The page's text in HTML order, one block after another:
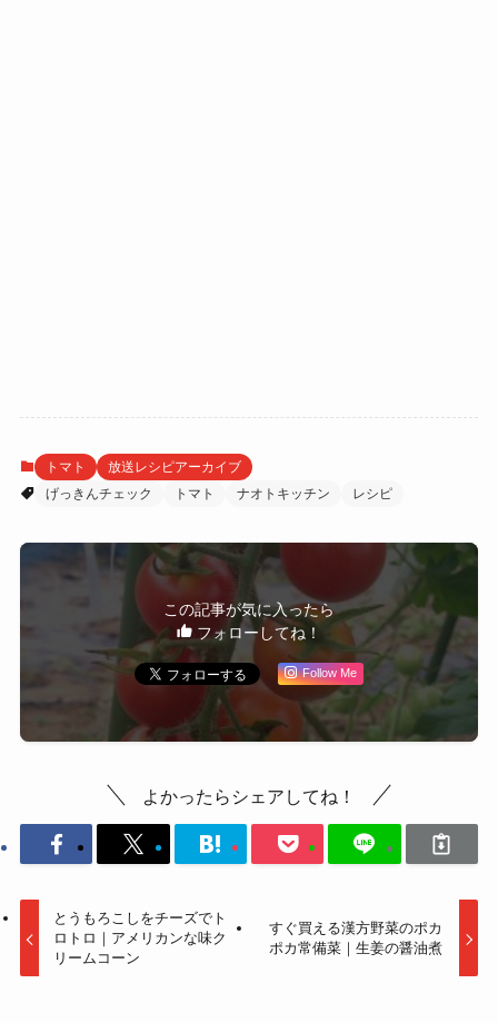
トマト
放送レシピアーカイブ
げっきんチェック
トマト ナオトキッチン レシピ
この記事が気に入ったら
フォローしてね！
Follow Me
よかったらシェアしてね！
とうもろこしをチーズでト
ロトロ｜アメリカンな味ク
リームコーン
すぐ買える漢方野菜のポカ
ポカ常備菜｜生姜の醤油煮